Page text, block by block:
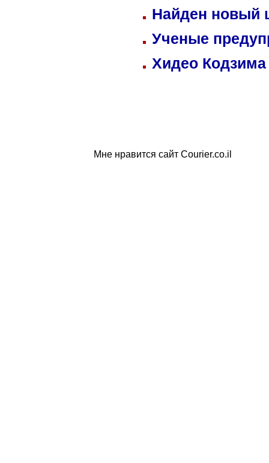
Найден
Ученые
Хидео
Мне нравится сайт Courier.co.il